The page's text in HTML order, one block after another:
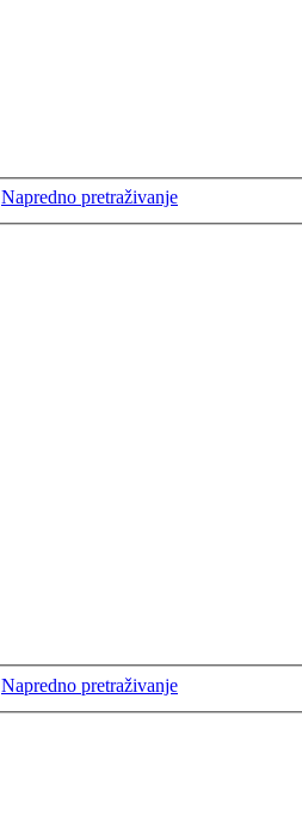
Napredno pretraživanje
Napredno pretraživanje